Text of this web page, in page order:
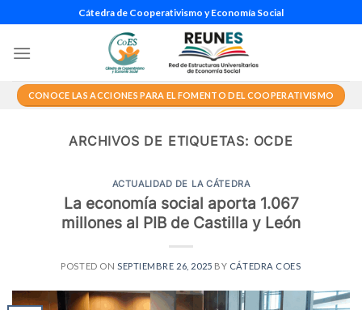
al
contenido
Cátedra de Cooperativismo y Economía Social
CONOCE LAS ACCIONES PARA EL FOMENTO DEL COOPERATIVISMO
ARCHIVOS DE ETIQUETAS: OCDE
ACTUALIDAD DE LA CÁTEDRA
La economía social aporta 1.067
millones al PIB de Castilla y León
POSTED ON SEPTIEMBRE 26, 2025 BY CÁTEDRA COES